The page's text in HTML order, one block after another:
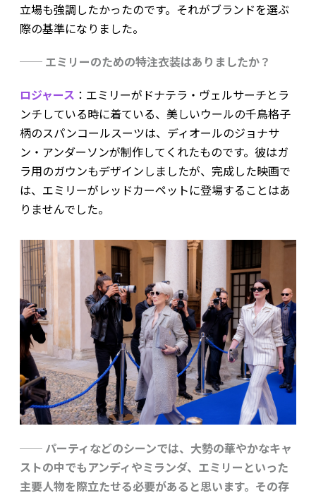
立場も強調したかったのです。それがブランドを選ぶ
際の基準になりました。
── エミリーのための特注衣装はありましたか？
ロジャース ：エミリーがドナテラ・ヴェルサーチとラ
ンチしている時に着ている、美しいウールの千鳥格子
柄のスパンコールスーツは、ディオールのジョナサ
ン・アンダーソンが制作してくれたものです。彼はガ
ラ用のガウンもデザインしましたが、完成した映画で
は、エミリーがレッドカーペットに登場することはあ
りませんでした。
── パーティなどのシーンでは、大勢の華やかなキャ
ストの中でもアンディやミランダ、エミリーといった
主要人物を際立たせる必要があると思います。その存